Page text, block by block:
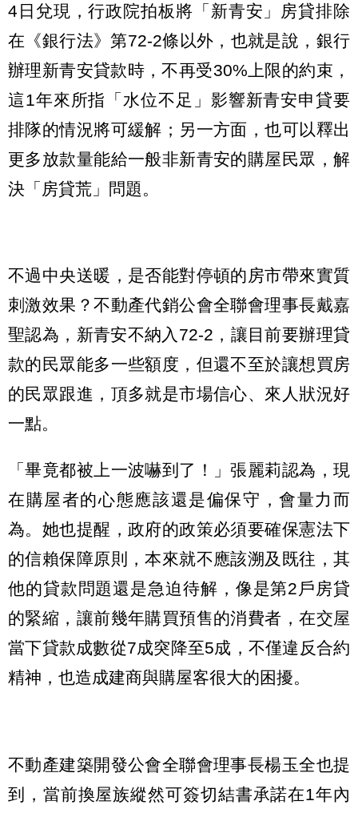
4日兌現，行政院拍板將「新青安」房貸排除
在《銀行法》第72-2條以外，也就是說，銀行
辦理新青安貸款時，不再受30%上限的約束，
這1年來所指「水位不足」影響新青安申貸要
排隊的情況將可緩解；另一方面，也可以釋出
更多放款量能給一般非新青安的購屋民眾，解
決「房貸荒」問題。
不過中央送暖，是否能對停頓的房市帶來實質
刺激效果？不動產代銷公會全聯會理事長戴嘉
聖認為，新青安不納入72-2，讓目前要辦理貸
款的民眾能多一些額度，但還不至於讓想買房
的民眾跟進，頂多就是市場信心、來人狀況好
一點。
「畢竟都被上一波嚇到了！」張麗莉認為，現
在購屋者的心態應該還是偏保守，會量力而
為。她也提醒，政府的政策必須要確保憲法下
的信賴保障原則，本來就不應該溯及既往，其
他的貸款問題還是急迫待解，像是第2戶房貸
的緊縮，讓前幾年購買預售的消費者，在交屋
當下貸款成數從7成突降至5成，不僅違反合約
精神，也造成建商與購屋客很大的困擾。
不動產建築開發公會全聯會理事長楊玉全也提
到，當前換屋族縱然可簽切結書承諾在1年內